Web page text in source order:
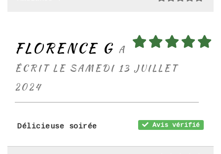
FLORENCE G A
ÉCRIT LE SAMEDI 13 JUILLET
2024
Avis vérifié
Délicieuse soirée